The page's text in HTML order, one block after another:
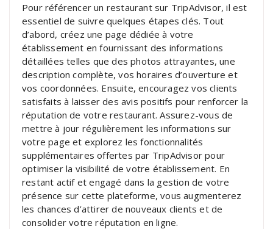
Pour référencer un restaurant sur TripAdvisor, il est
essentiel de suivre quelques étapes clés. Tout
d’abord, créez une page dédiée à votre
établissement en fournissant des informations
détaillées telles que des photos attrayantes, une
description complète, vos horaires d’ouverture et
vos coordonnées. Ensuite, encouragez vos clients
satisfaits à laisser des avis positifs pour renforcer la
réputation de votre restaurant. Assurez-vous de
mettre à jour régulièrement les informations sur
votre page et explorez les fonctionnalités
supplémentaires offertes par TripAdvisor pour
optimiser la visibilité de votre établissement. En
restant actif et engagé dans la gestion de votre
présence sur cette plateforme, vous augmenterez
les chances d’attirer de nouveaux clients et de
consolider votre réputation en ligne.